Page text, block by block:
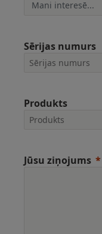
Sērijas numurs
Produkts
Jūsu ziņojums